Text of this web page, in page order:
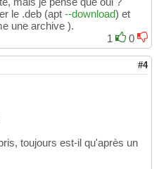
le .deb (apt --download) et
une archive ).
1
0
#4
toujours est-il qu'après un